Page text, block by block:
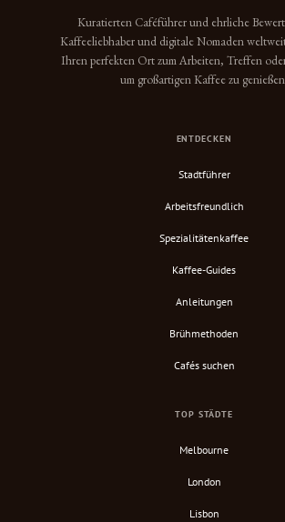
Kuratierten Caféführer und ehrliche
Kaffeeliebhaber und digitale Nomaden
Ihren perfekten Ort zum Arbeiten, Treffen
um großartigen Kaffee zu
ENTDECKEN
Stadtführer
Arbeitsfreundlich
Spezialitätenkaffee
Kaffee-Guides
Anleitungen
Brühmethoden
Cafés suchen
TOP STÄDTE
Melbourne
London
Lisbon